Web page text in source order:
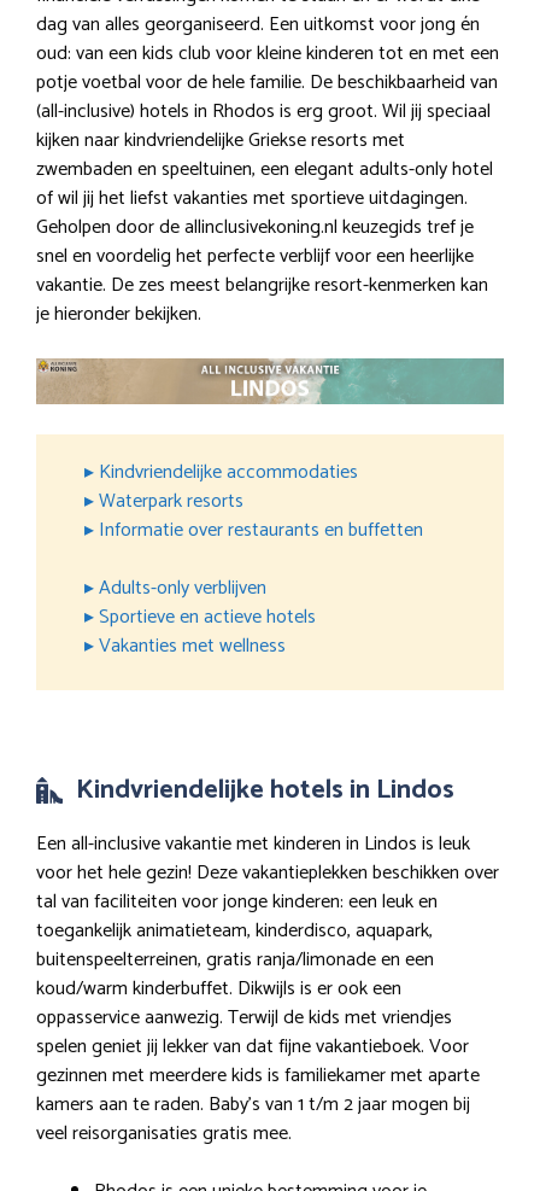
dag van alles georganiseerd. Een uitkomst voor jong én
oud: van een kids club voor kleine kinderen tot en met een
potje voetbal voor de hele familie. De beschikbaarheid van
(all-inclusive) hotels in Rhodos is erg groot. Wil jij speciaal
kijken naar kindvriendelijke Griekse resorts met
zwembaden en speeltuinen, een elegant adults-only hotel
of wil jij het liefst vakanties met sportieve uitdagingen.
Geholpen door de allinclusivekoning.nl keuzegids tref je
snel en voordelig het perfecte verblijf voor een heerlijke
vakantie. De zes meest belangrijke resort-kenmerken kan
je hieronder bekijken.
▸ Kindvriendelijke accommodaties
▸ Waterpark resorts
▸ Informatie over restaurants en buffetten
▸ Adults-only verblijven
▸ Sportieve en actieve hotels
▸ Vakanties met wellness
Kindvriendelijke hotels in Lindos
Een all-inclusive vakantie met kinderen in Lindos is leuk
voor het hele gezin! Deze vakantieplekken beschikken over
tal van faciliteiten voor jonge kinderen: een leuk en
toegankelijk animatieteam, kinderdisco, aquapark,
buitenspeelterreinen, gratis ranja/limonade en een
koud/warm kinderbuffet. Dikwijls is er ook een
oppasservice aanwezig. Terwijl de kids met vriendjes
spelen geniet jij lekker van dat fijne vakantieboek. Voor
gezinnen met meerdere kids is familiekamer met aparte
kamers aan te raden. Baby’s van 1 t/m 2 jaar mogen bij
veel reisorganisaties gratis mee.